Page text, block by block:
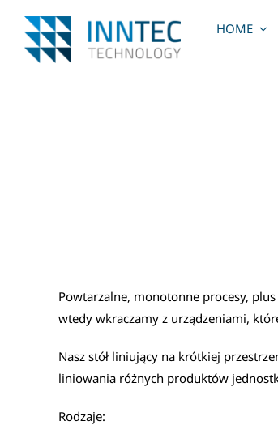
content
HOME
Powtarzalne, monotonne procesy,
wtedy wkraczamy z urządzeniami,
Nasz stół liniujący na krótkiej
liniowania różnych produktów
Rodzaje: